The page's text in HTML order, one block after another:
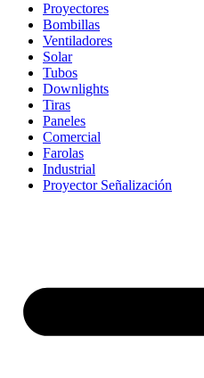
Proyectores
Bombillas
Ventiladores
Solar
Tubos
Downlights
Tiras
Paneles
Comercial
Farolas
Industrial
Proyector Señalización